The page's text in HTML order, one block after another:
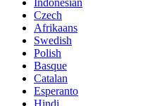
Czech
Afrikaans
Swedish
Polish
Basque
Catalan
Esperanto
Hindi